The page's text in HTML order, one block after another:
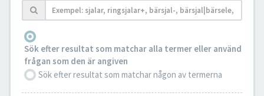
Sök efter resultat som matchar alla termer eller använd
frågan som den är angiven
Sök efter resultat som matchar någon av termerna